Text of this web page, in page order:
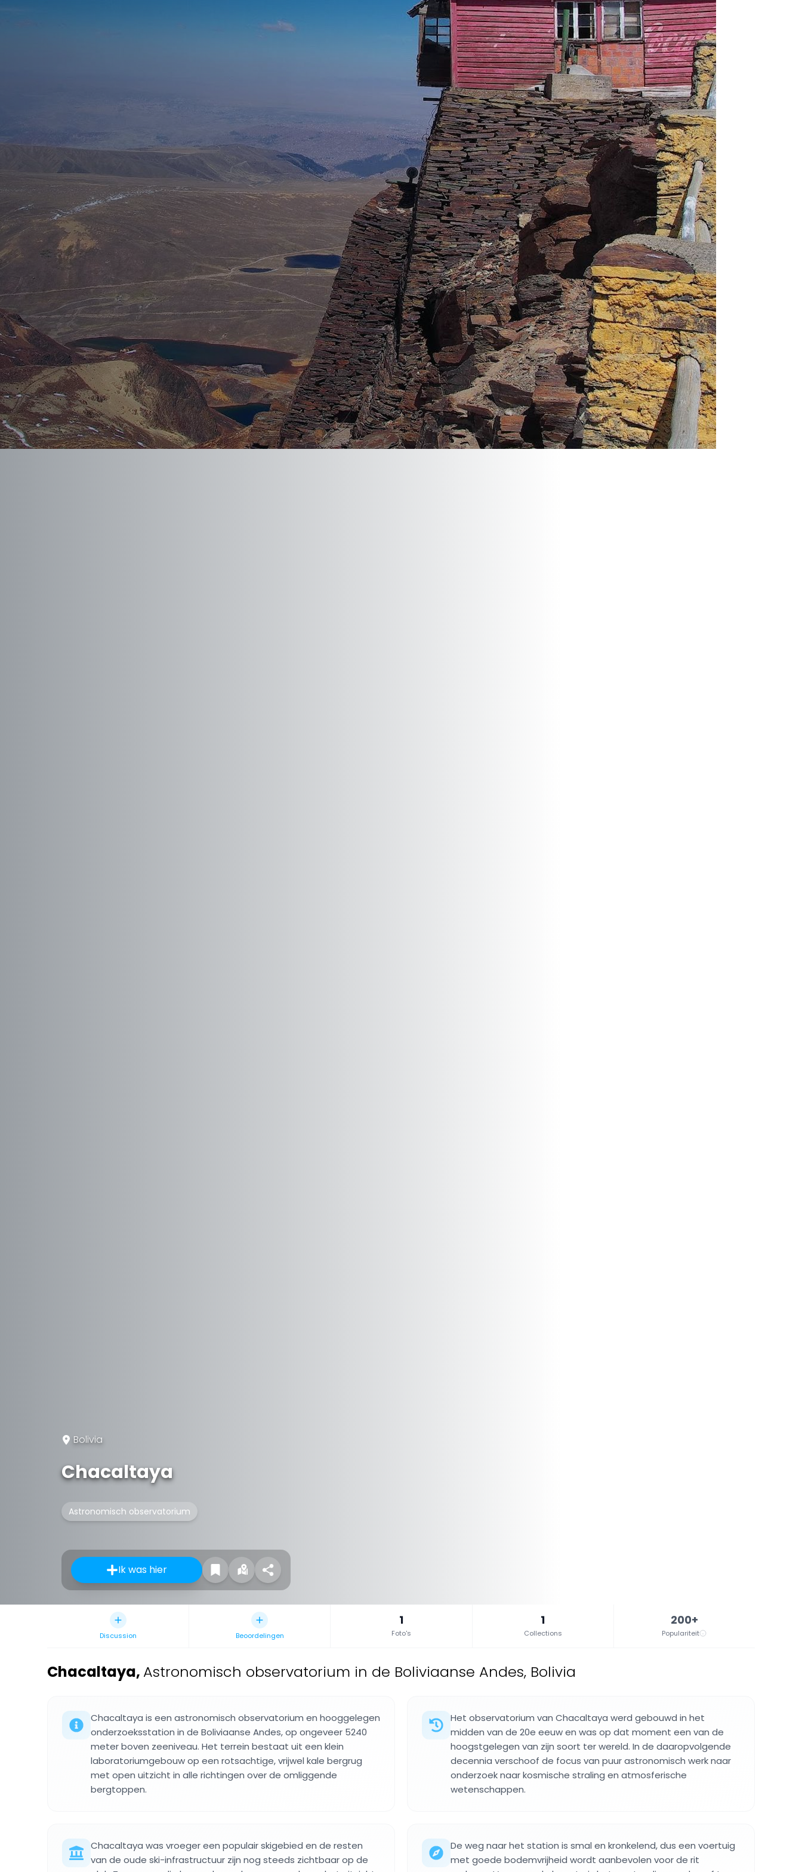
Bolivia
Chacaltaya
Astronomisch observatorium
Ik was hier
Discussion Beoordelingen
1
Foto's
1
Collections
200+
Populariteit
Chacaltaya, Astronomisch observatorium in de Boliviaanse Andes, Bolivia
Chacaltaya is een astronomisch observatorium en hooggelegen
onderzoeksstation in de Boliviaanse Andes, op ongeveer 5240
meter boven zeeniveau. Het terrein bestaat uit een klein
laboratoriumgebouw op een rotsachtige, vrijwel kale bergrug
met open uitzicht in alle richtingen over de omliggende
bergtoppen.
Het observatorium van Chacaltaya werd gebouwd in het
midden van de 20e eeuw en was op dat moment een van de
hoogstgelegen van zijn soort ter wereld. In de daaropvolgende
decennia verschoof de focus van puur astronomisch werk naar
onderzoek naar kosmische straling en atmosferische
wetenschappen.
Chacaltaya was vroeger een populair skigebied en de resten
van de oude ski-infrastructuur zijn nog steeds zichtbaar op de
De weg naar het station is smal en kronkelend, dus een voertuig
met goede bodemvrijheid wordt aanbevolen voor de rit